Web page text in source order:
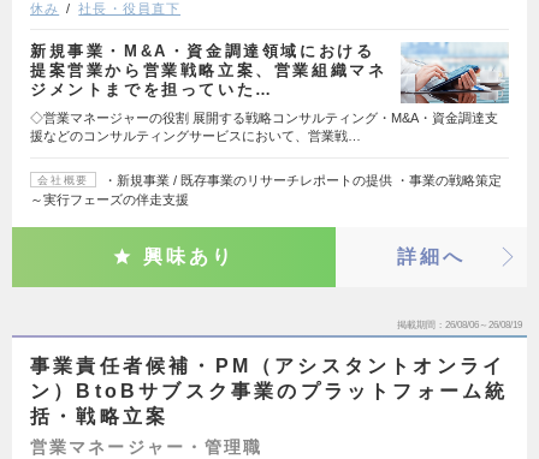
休み 社長・役員直下
新規事業・M&A・資金調達領域における
提案営業から営業戦略立案、営業組織マネ
ジメントまでを担っていた…
◇営業マネージャーの役割 展開する戦略コンサルティング・M&A・資金調達支
援などのコンサルティングサービスにおいて、営業戦…
会社概要
・新規事業 / 既存事業のリサーチレポートの提供 ・事業の戦略策定
～実⾏フェーズの伴⾛支援
興味あり 詳細へ
掲載期間 26/08/06～26/08/19
事業責任者候補・PM（アシスタントオンライ
ン）BtoBサブスク事業のプラットフォーム統
括・戦略立案
営業マネージャー・管理職